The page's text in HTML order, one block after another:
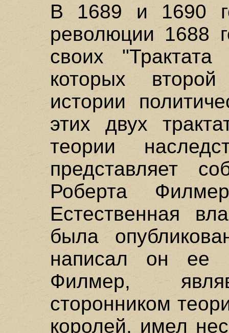
В 1689 и 1690
революции 1688
своих
которых
истории
этих двух
теории
представляет
Роберта
Естественная
была
написал он ее
Филмер,
сторонником
королей, имел